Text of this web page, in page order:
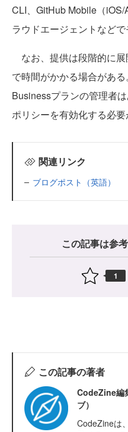
CLI、GitHub Mobile（
ラウドエージェントなどで
なお、提供は段階的に展
で時間がかかる場合があ
Businessプランの管理者
ポリシーを有効化する必要
関連リンク
ブログポスト（英語）
この記事は参
1
この記事の著者
CodeZine編
ブ）
CodeZineは